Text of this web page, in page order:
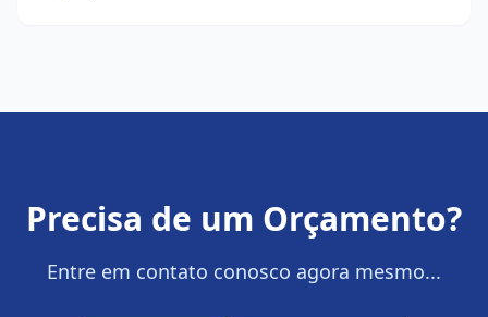
Precisa de um Orçamento?
Entre em contato conosco agora mesmo...